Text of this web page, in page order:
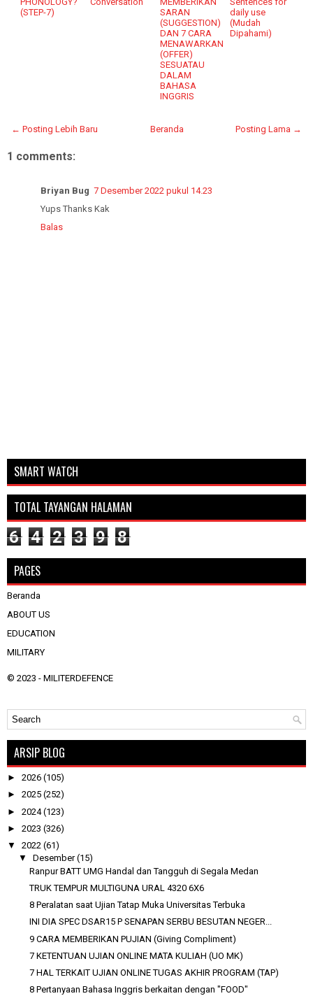
(STEP-7)
SARAN
(SUGGESTION)
DAN 7 CARA
MENAWARKAN
(OFFER)
SESUATAU
DALAM
BAHASA
INGGRIS
daily use
(Mudah
Dipahami)
← Posting Lebih Baru Posting Lama →
Beranda
1 comments:
Briyan Bug 7 Desember 2022 pukul 14.23
Yups Thanks Kak
Balas
SMART WATCH
TOTAL TAYANGAN HALAMAN
6 4 2 3 9 8
PAGES
Beranda
ABOUT US
EDUCATION
MILITARY
© 2023 - MILITERDEFENCE
ARSIP BLOG
► 2026 (105)
► 2025 (252)
► 2024(123)
► 2023 (326)
▼ 2022 (61)
▼ Desember(15)
Ranpur BATT UMG Handal dan Tangguh di Segala Medan
TRUK TEMPUR MULTIGUNA URAL 4320 6X6
8 Peralatan saat Ujian Tatap Muka Universitas Terbuka
INI DIA SPEC DSAR15 P SENAPAN SERBU BESUTAN NEGER...
9 CARA MEMBERIKAN PUJIAN (Giving Compliment)
7 KETENTUAN UJIAN ONLINE MATA KULIAH (UO MK)
7 HAL TERKAIT UJIAN ONLINE TUGAS AKHIR PROGRAM (TAP)
8 Pertanyaan Bahasa Inggris berkaitan dengan "FOOD"